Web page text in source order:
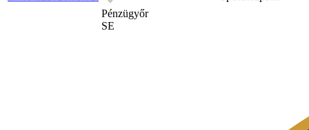
Pénzügyőr
SE